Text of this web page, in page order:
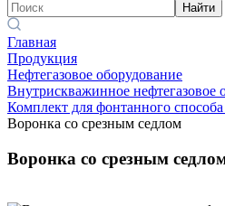
Найти
Главная
Продукция
Нефтегазовое оборудование
Внутрискважинное нефтегазовое
Комплект для фонтанного
Воронка со срезным седлом
Воронка со срезным